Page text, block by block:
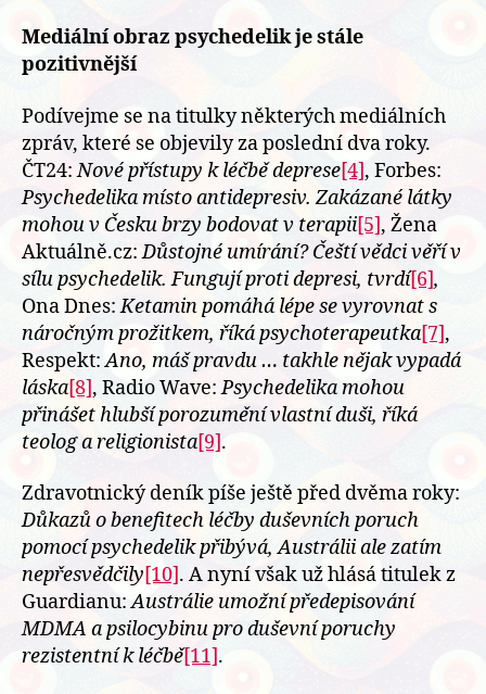
Mediální obraz psychedelik je stále
pozitivnější
Podívejme se na titulky některých mediálních
zpráv, které se objevily za poslední dva roky.
ČT24:Nové přístupy k léčbě deprese[4], Forbes:
Psychedelika místo antidepresiv. Zakázané látky
mohou v Česku brzy bodovat v terapii[5], Žena
Aktuálně.cz:Důstojné umírání? Čeští vědci věří v
sílu psychedelik. Fungují proti depresi, tvrdí[6],
Ona Dnes:Ketamin pomáhá lépe se vyrovnat s
náročným prožitkem, říká psychoterapeutka[7],
Respekt:Ano, máš pravdu … takhle nějak vypadá
láska[8], Radio Wave:Psychedelika mohou
přinášet hlubší porozumění vlastní duši, říká
teolog a religionista[9].
Zdravotnický deník píše ještě před dvěma roky:
Důkazů o benefitech léčby duševních poruch
pomocí psychedelik přibývá, Austrálii ale zatím
nepřesvědčily[10]. A nyní však už hlásá titulek z
Guardianu:Austrálie umožní předepisování
MDMA a psilocybinu pro duševní poruchy
rezistentní k léčbě[11].